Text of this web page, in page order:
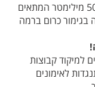
מוט אולימפי קצר באורך 50 סנטימטר וקוטר 50 מילימטר המתאים
בגימור כרום ברמה
למיקוד קבוצות
לאימונים